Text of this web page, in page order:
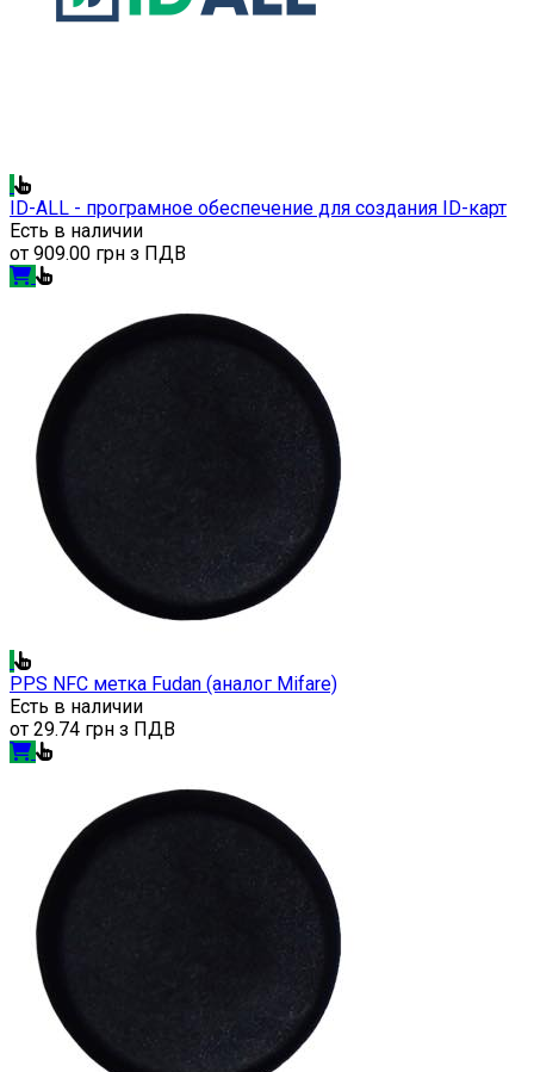
ID-ALL - програмное обеспечение для создания ID-карт
Есть в наличии
от 909.00 грн з ПДВ
PPS NFC метка Fudan (аналог Mifare)
Есть в наличии
от 29.74 грн з ПДВ